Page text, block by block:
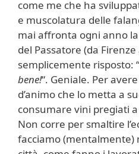
come me che ha
e muscolatura delle
mai affronta ogni anno
del Passatore (da Firenze
semplicemente risposto: “
bene!“. Geniale. Per
d’animo che lo metta a
consumare vini pregiati
Non corre per smaltire
facciamo (mentalmente)